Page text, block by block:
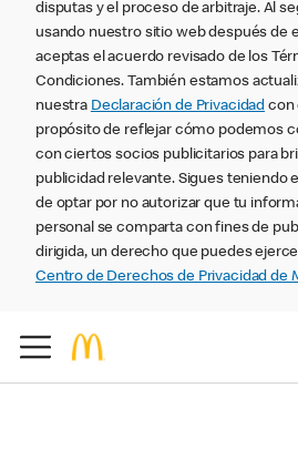
disputas y el proceso de arbitraje. Al
usando nuestro sitio web después de
aceptas el acuerdo revisado de los
Condiciones. También estamos
nuestra Declaración de Privacidad con
propósito de reflejar cómo podemos
con ciertos socios publicitarios para
publicidad relevante. Sigues teniendo
de optar por no autorizar que tu
personal se comparta con fines de
dirigida, un derecho que puedes
Centro de Derechos de Privacidad de